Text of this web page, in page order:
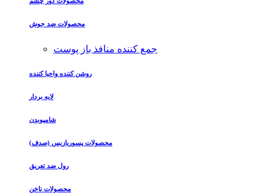
محصولات ضد جوش
جمع کننده منافذ باز پوست
روشن کننده واحیا کننده
لایه بردار
شامپوبدن
محصولات پسوریازیس (صدف)
رول ضد تعریق
محصولات ناخن